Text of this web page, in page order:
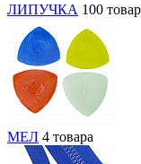
ЛИПУЧКА 100
МЕЛ 4 товара